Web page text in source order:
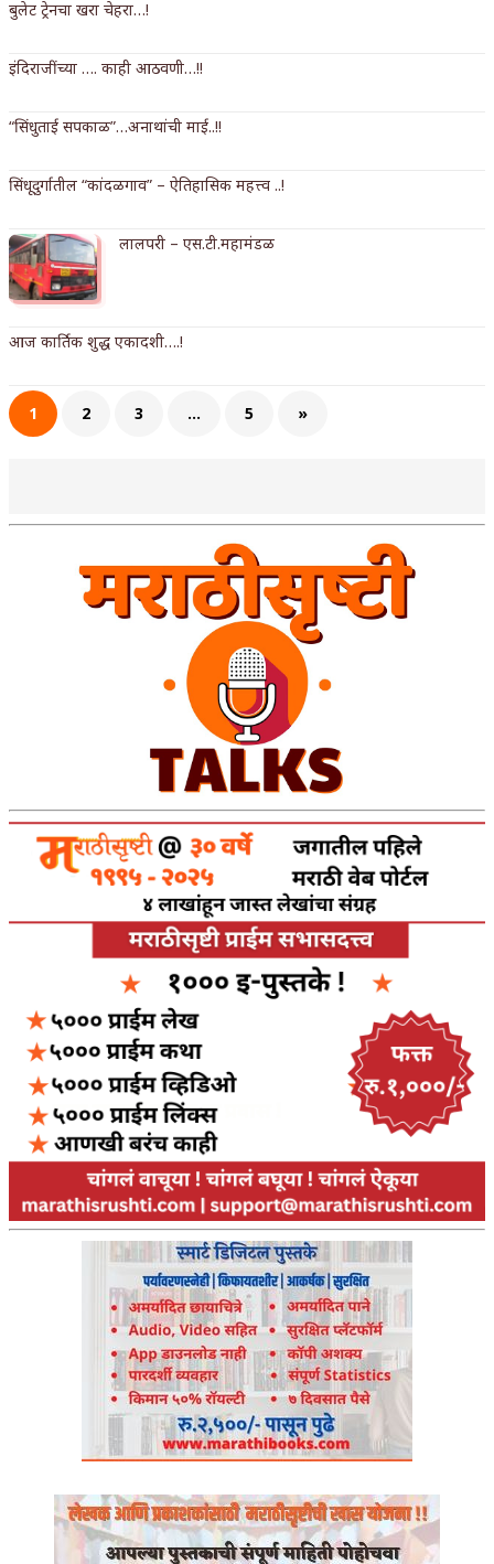
अष्टपैलू : खंडू रांगणेकर
अपूर्ण कथा
बुलेट ट्रेनचा खरा चेहरा…!
इंदिराजींच्या …. काही आठवणी…!!
“सिंधुताई सपकाळ”…अनाथांची माई..!!
सिंधूदुर्गातील “कांदळगाव” – ऐतिहासिक महत्त्व ..!
लालपरी – एस.टी.महामंडळ
आज कार्तिक शुद्ध एकादशी….!
1 2 3 … 5 »